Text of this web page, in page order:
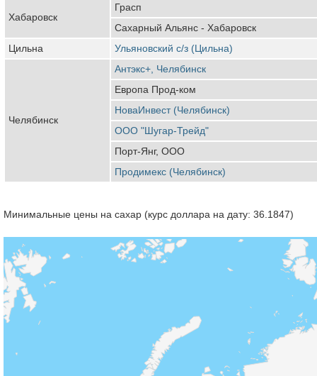
Хабаровск
Грасп
Сахарный Альянс - Хабаровск
Цильна
Ульяновский с/з (Цильна)
Челябинск
Антэкс+, Челябинск
Европа Прод-ком
НоваИнвест (Челябинск)
ООО "Шугар-Трейд"
Порт-Янг, ООО
Продимекс (Челябинск)
Минимальные цены на сахар (курс доллара на дату: 36.1847)